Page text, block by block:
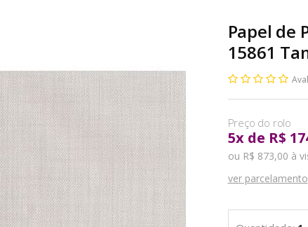
Papel de
15861
5xde R$
ou R$ 873,00 à
ver parcelamento